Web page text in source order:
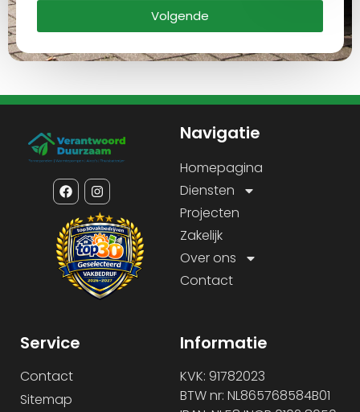
Volgende
Navigatie
Homepagina
Diensten
Projecten
Zakelijk
Over ons
Contact
Service
Contact
Sitemap
Informatie
KVK: 91782023
BTW nr: NL865768584B01